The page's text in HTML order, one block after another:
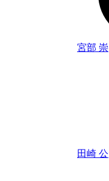
宮部 崇
田崎 公